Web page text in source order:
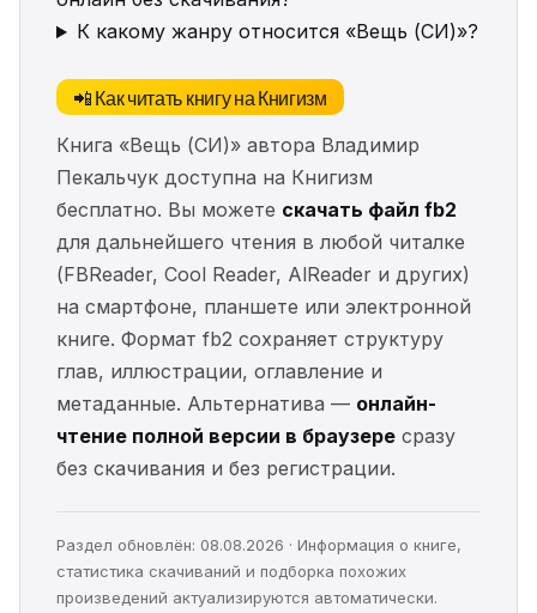
К какому жанру относится «Вещь (СИ)»?
📲 Как читать книгу на Книгизм
Книга «Вещь (СИ)» автора Владимир
Пекальчук доступна на Книгизм
бесплатно. Вы можете скачать файл fb2
для дальнейшего чтения в любой читалке
(FBReader, Cool Reader, AlReader и других)
на смартфоне, планшете или электронной
книге. Формат fb2 сохраняет структуру
глав, иллюстрации, оглавление и
метаданные. Альтернатива — онлайн-
чтение полной версии в браузере сразу
без скачивания и без регистрации.
Раздел обновлён: 08.08.2026 · Информация о книге,
статистика скачиваний и подборка похожих
произведений актуализируются автоматически.